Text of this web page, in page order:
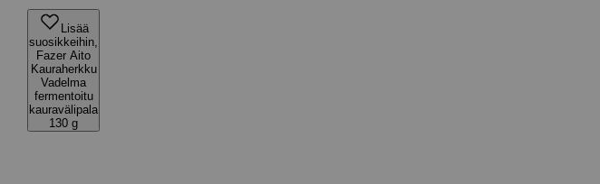
Lisää
suosikkeihin,
Fazer Aito
Kauraherkku
Vadelma
fermentoitu
kauravälipala
130 g